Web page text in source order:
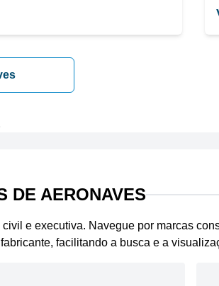
DE AERONAVES
e executiva. Navegue por marcas
facilitando a busca e a